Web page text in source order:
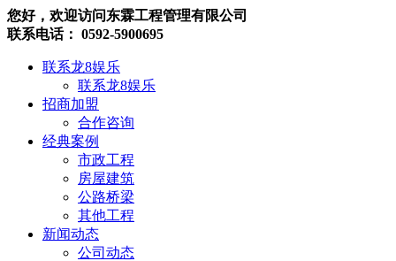
您好，欢迎访问东霖工程管理有限公司
联系电话： 0592-5900695
联系龙8娱乐
联系龙8娱乐
招商加盟
合作咨询
经典案例
市政工程
房屋建筑
公路桥梁
其他工程
新闻动态
公司动态